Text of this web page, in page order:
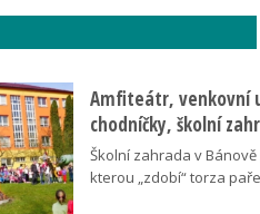
Amfiteátr, venkovní
chodníčky, školní
Školní zahrada v
kterou „zdobí“ torza